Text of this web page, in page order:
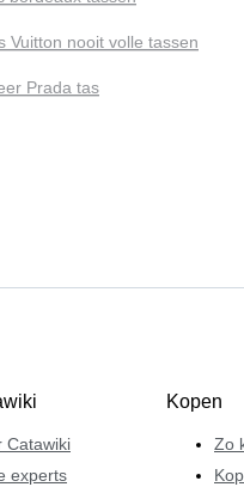
Vuitton nooit volle tassen
Prada tas
Catawiki
experts
Kopen
Zo